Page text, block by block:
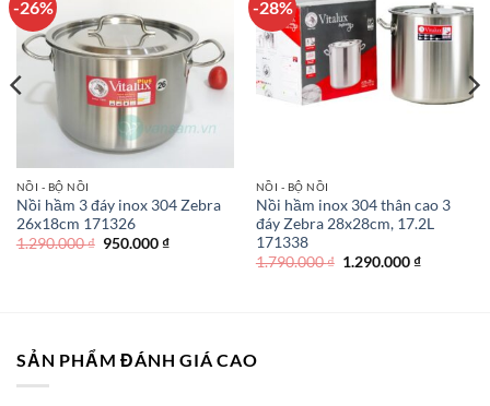
-26%
NỒI - BỘ NỒI
Nồi hầm 3 đáy inox 304 Zebra
26x18cm 171326
1.290.000₫ Giá
950.000₫Giá
-28%
NỒI - BỘ NỒI
Nồi hầm inox 304 thân cao 3
đáy Zebra 28x28cm, 17.2L
171338
1.790.000₫ Giá
1.290.000₫Giá
SẢN PHẨM ĐÁNH GIÁ CAO